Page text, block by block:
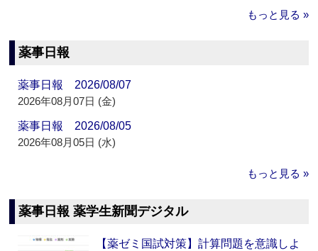
もっと見る »
薬事日報
薬事日報 2026/08/07
2026年08月07日 (金)
薬事日報 2026/08/05
2026年08月05日 (水)
もっと見る »
薬事日報 薬学生新聞デジタル
【薬ゼミ国試対策】計算問題を意識しよ